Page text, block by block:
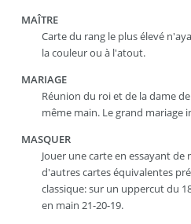
MAÎTRE
Carte du rang le plus élevé
la couleur ou à l'atout.
MARIAGE
Réunion du roi et de la dame
même main. Le grand mariage
MASQUER
Jouer une carte en essayant
d'autres cartes équivalentes
classique: sur un uppercut du
en main 21-20-19.